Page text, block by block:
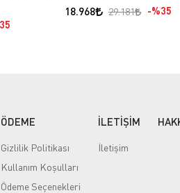
18.968 29.181 %35
ÖDEME
Gizlilik Politikası
Kullanım Koşulları
Ödeme Seçenekleri
İLETİŞİM
İletişim